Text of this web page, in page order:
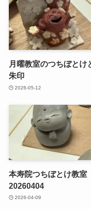
月曜教室のつちぼとけ
朱印
2026-05-12
本寿院つちぼとけ教室
20260404
2026-04-09